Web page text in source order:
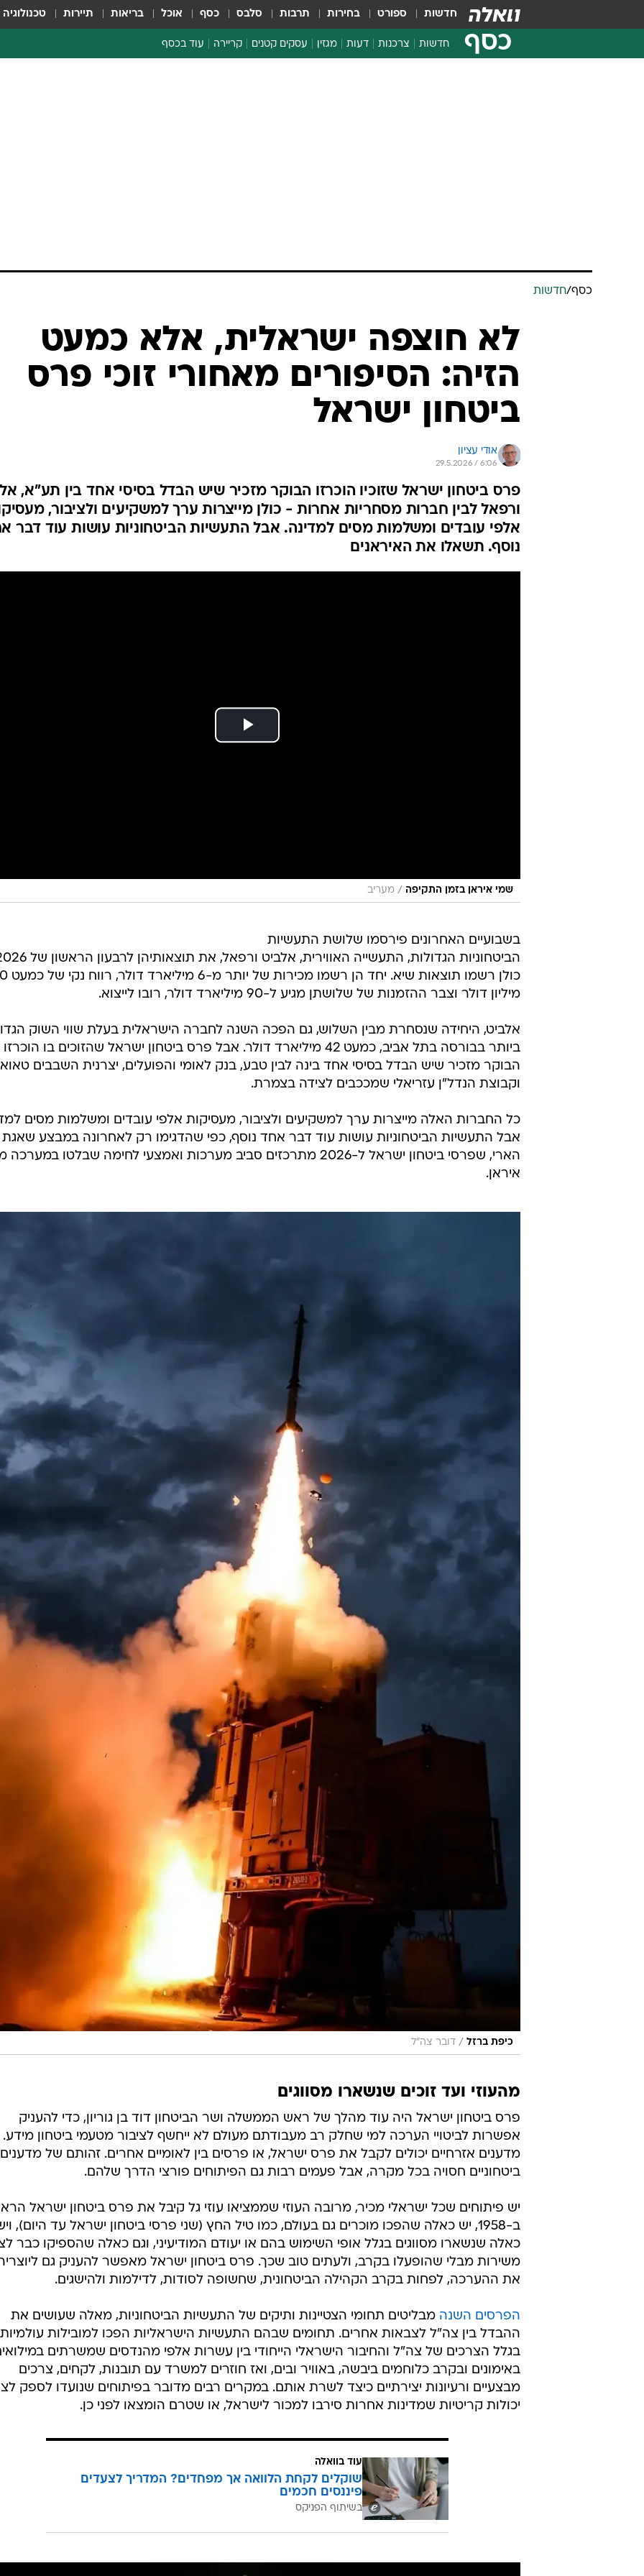
חדשות ספורט בחירות תרבות סלבס כסף אוכל בריאות תיירות טכנולוגיה
כסף חדשות צרכנות דעות מגזין עסקים קטנים קריירה עוד בכסף
כסף/חדשות
לא חוצפה ישראלית, אלא כמעט
הזיה: הסיפורים מאחורי זוכי פרס
ביטחון ישראל
אודי עציון
29.5.2026 / 6:06
פרס ביטחון ישראל שזוכיו הוכרזו הבוקר מזכיר שיש הבדל בסיסי אחד בין תע"א,
ורפאל לבין חברות מסחריות אחרות - כולן מייצרות ערך למשקיעים ולציבור,
אלפי עובדים ומשלמות מסים למדינה. אבל התעשיות הביטחוניות עושות עוד דבר
נוסף. תשאלו את האיראנים
שמי איראן בזמן התקיפה / מעריב
בשבועיים האחרונים פירסמו שלושת התעשיות
כולן רשמו תוצאות
מיליון דולר וצבר ההזמנות של שלושתן מגיע ל-90 מיליארד דולר, רובו לייצוא.
אלביט, היחידה שנסחרת מבין השלוש, גם הפכה השנה לחברה הישראלית בעלת שווי השוק
ביותר בבורסה בתל אביב, כמעט 42 מיליארד דולר. אבל פרס ביטחון ישראל שהזוכים בו הוכרזו
הבוקר מזכיר שיש הבדל בסיסי אחד בינה לבין טבע, בנק לאומי והפועלים, יצרנית השבבים
וקבוצת הנדל"ן עזריאלי שמככבים לצידה בצמרת.
כל החברות האלה מייצרות ערך למשקיעים ולציבור, מעסיקות אלפי עובדים ומשלמות מסים
אבל התעשיות הביטחוניות עושות עוד דבר אחד נוסף, כפי שהדגימו רק לאחרונה במבצע שאגת
הארי, שפרסי ביטחון ישראל ל-2026 מתרכזים סביב מערכות ואמצעי לחימה שבלטו במערכה
איראן.
כיפת ברזל / דובר צה"ל
מהעוזי ועד זוכים שנשארו מסווגים
פרס ביטחון ישראל היה עוד מהלך של ראש הממשלה ושר הביטחון דוד בן גוריון, כדי להעניק
אפשרות לביטויי הערכה למי שחלק רב מעבודתם מעולם לא ייחשף לציבור מטעמי ביטחון מידע.
מדענים אזרחיים יכולים לקבל את פרס ישראל, או פרסים בין לאומיים אחרים. זהותם של מדענים
ביטחוניים חסויה בכל מקרה, אבל פעמים רבות גם הפיתוחים פורצי הדרך שלהם.
יש פיתוחים שכל ישראלי מכיר, מרובה העוזי שממציאו עוזי גל קיבל את פרס ביטחון ישראל
ב-1958, יש כאלה שהפכו מוכרים גם בעולם, כמו טיל החץ (שני פרסי ביטחון ישראל עד היום),
כאלה שנשארו מסווגים בגלל אופי השימוש בהם או יעודם המודיעיני, וגם כאלה שהספיקו כבר
משירות מבלי שהופעלו בקרב, ולעתים טוב שכך. פרס ביטחון ישראל מאפשר להעניק גם
את ההערכה, לפחות בקרב הקהילה הביטחונית, שחשופה לסודות, לדילמות ולהישגים.
הפרסים השנה מבליטים תחומי הצטיינות ותיקים של התעשיות הביטחוניות, מאלה שעושים את
ההבדל בין צה"ל לצבאות אחרים. תחומים שבהם התעשיות הישראליות הפכו למובילות
בגלל הצרכים של צה"ל והחיבור הישראלי הייחודי בין עשרות אלפי מהנדסים שמשרתים
באימונים ובקרב כלוחמים ביבשה, באוויר ובים, ואז חוזרים למשרד עם תובנות, לקחים, צרכים
מבצעיים ורעיונות יצירתיים כיצד לשרת אותם. במקרים רבים מדובר בפיתוחים שנועדו לספק
יכולות קריטיות שמדינות אחרות סירבו למכור לישראל, או שטרם הומצאו לפני כן.
עוד בוואלה
שוקלים לקחת הלוואה אך מפחדים? המדריך לצעדים
פיננסים חכמים
בשיתוף הפניקס